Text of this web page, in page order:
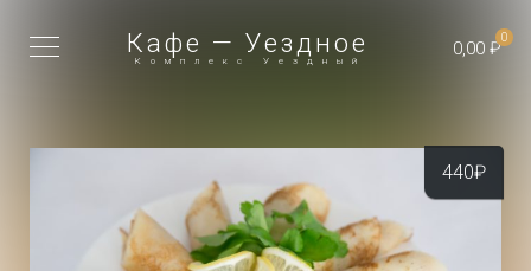
Кафе — Уездное
Комплекс Уездный
0
0,00 ₽
440₽